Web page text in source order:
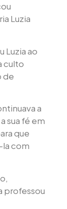
Luzia
Luzia ao
culto
de
a
sua fé em
que
la com
professou